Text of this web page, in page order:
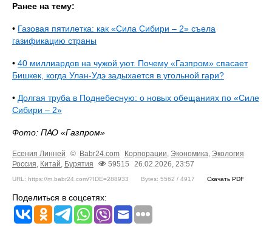
Ранее на тему:
• Газовая пятилетка: как «Сила Сибири – 2» съела
газификацию страны
• 40 миллиардов на чужой уют. Почему «Газпром» спасает
Бишкек, когда Улан-Удэ задыхается в угольной гари?
• Долгая труба в Поднебесную: о новых обещаниях по «Силе
Сибири – 2»
Фото: ПАО «Газпром»
Есения Линней © Babr24.com Корпорации Экономика Экология
Россия, Китай, Бурятия 59515 26.02.2026, 23:57
URL: https://m.babr24.com/?IDE=288933 Bytes: 5562 / 4917 Скачать PDF
Поделиться в соцсетях: